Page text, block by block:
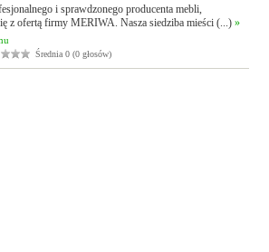
i sprawdzonego producenta mebli,
z ofertą firmy MERIWA. Nasza siedziba mieści (...)»
Średnia 0 (0 głosów)